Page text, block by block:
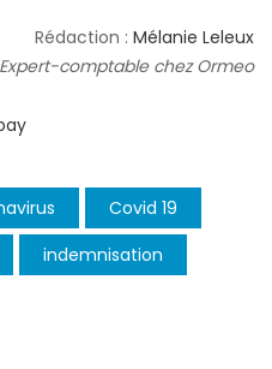
Rédaction : Mélanie Leleux
Expert-comptable chez Ormeo
Covid 19
indemnisation